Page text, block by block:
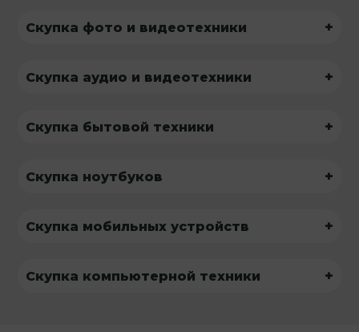
Скупка фото и видеотехники +
Скупка аудио и видеотехники +
Скупка бытовой техники +
Скупка ноутбуков +
Скупка мобильных устройств +
Скупка компьютерной техники +